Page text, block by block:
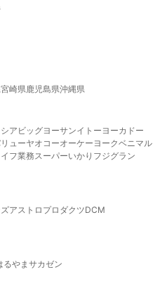
宮崎県鹿児島県沖縄県
ア ビッグヨーサンイトーヨーカドー
ューヤオコーオーケー ヨークベニマル
フ業務スーパーいかり フジグラン
アストロプロダクツDCM
るやま サカゼン